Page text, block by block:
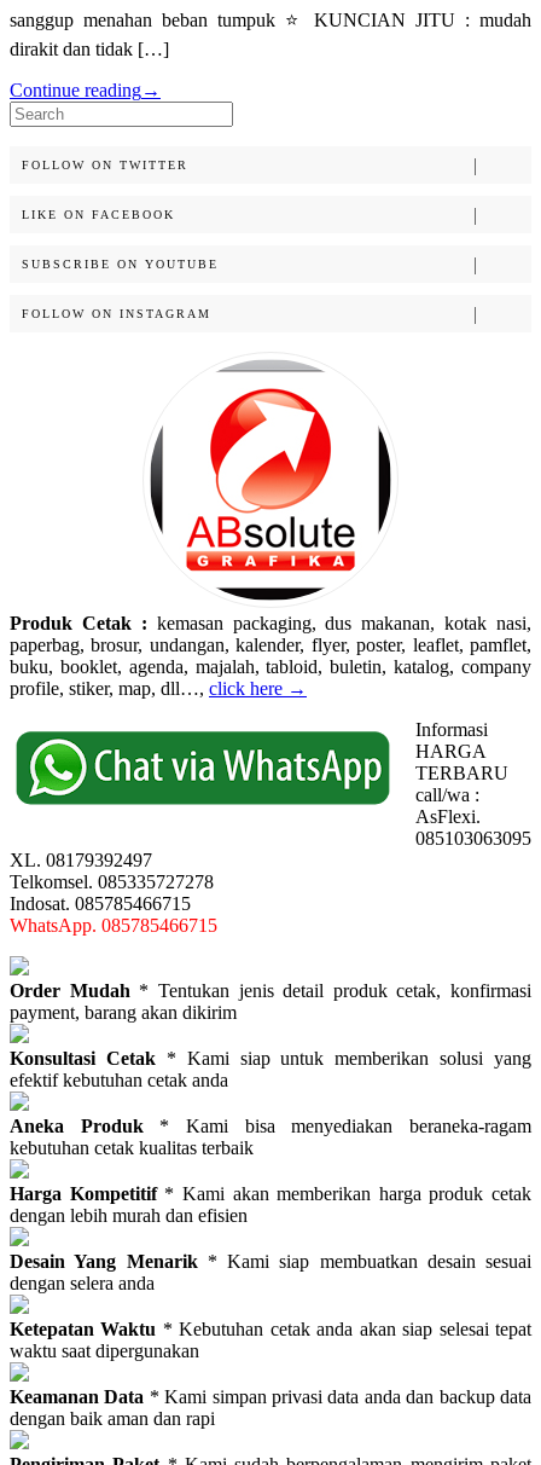
sanggup menahan beban tumpuk ⭐️ KUNCIAN JITU : mudah
dirakit dan tidak […]
Continue reading→
Search
for:
FOLLOW ON TWITTER
LIKE ON FACEBOOK
SUBSCRIBE ON YOUTUBE
FOLLOW ON INSTAGRAM
Produk Cetak : kemasan packaging, dus makanan, kotak nasi,
paperbag, brosur, undangan, kalender, flyer, poster, leaflet, pamflet,
buku, booklet, agenda, majalah, tabloid, buletin, katalog, company
profile, stiker, map, dll…, click here →
Informasi
HARGA
TERBARU
call/wa :
AsFlexi.
085103063095
XL. 08179392497
Telkomsel. 085335727278
Indosat. 085785466715
WhatsApp. 085785466715
Order Mudah * Tentukan jenis detail produk cetak, konfirmasi
payment, barang akan dikirim
Konsultasi Cetak* Kami siap untuk memberikan solusi yang
efektif kebutuhan cetak anda
Aneka Produk * Kami bisa menyediakan beraneka-ragam
kebutuhan cetak kualitas terbaik
Harga Kompetitif* Kami akan memberikan harga produk cetak
dengan lebih murah dan efisien
Desain Yang Menarik* Kami siap membuatkan desain sesuai
dengan selera anda
Ketepatan Waktu * Kebutuhan cetak anda akan siap selesai tepat
waktu saat dipergunakan
Keamanan Data * Kami simpan privasi data anda dan backup data
dengan baik aman dan rapi